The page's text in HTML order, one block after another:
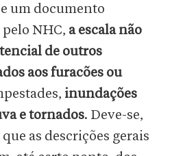
um documento
NHC, a escala não
de outros
aos furacões ou
inundações
e tornados. Deve-se,
as descrições gerais